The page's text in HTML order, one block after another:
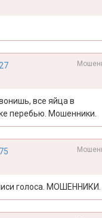
все яйца в
перебью. Мошенники.
голоса. МОШЕННИКИ.